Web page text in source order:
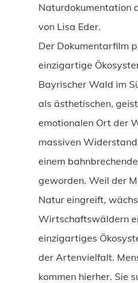
Naturdokumentation
von Lisa Eder.
Der Dokumentarfilm
einzigartige
Bayrischer Wald im
als ästhetischen,
emotionalen Ort der
massiven
einem
geworden. Weil der
Natur eingreift,
Wirtschaftswäldern
einzigartiges
der Artenvielfalt.
kommen hierher. Sie